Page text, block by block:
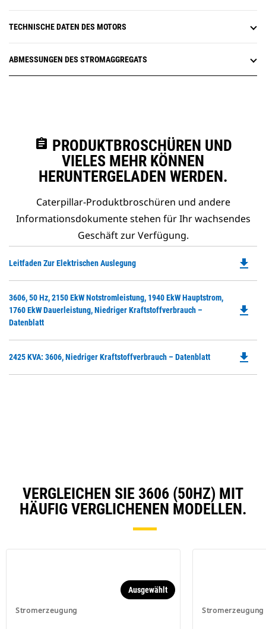
TECHNISCHE DATEN DES MOTORS
ABMESSUNGEN DES STROMAGGREGATS
assignment PRODUKTBROSCHÜREN UND
VIELES MEHR KÖNNEN
HERUNTERGELADEN WERDEN.
Caterpillar-Produktbroschüren und andere
Informationsdokumente stehen für Ihr wachsendes
Geschäft zur Verfügung.
Leitfaden Zur Elektrischen Auslegung file_download
3606, 50 Hz, 2150 EkW Notstromleistung, 1940 EkW Hauptstrom,
1760 EkW Dauerleistung, Niedriger Kraftstoffverbrauch –
Datenblatt
file_download
2425 KVA: 3606, Niedriger Kraftstoffverbrauch – Datenblatt file_download
VERGLEICHEN SIE 3606 (50HZ) MIT
HÄUFIG VERGLICHENEN MODELLEN.
Stromerzeugung
Ausgewählt
Stromerzeugung